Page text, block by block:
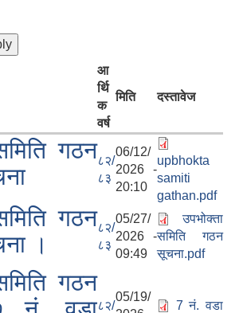
आ
र्थि
क
वर्ष
मिति दस्तावेज
गठन८२/
८३
06/12/
2026 -
20:10
upbhokta
samiti
gathan.pdf
गठन
।
८२/
८३
05/27/
2026 -
09:49
उपभोक्ता
समिति गठन
सूचना.pdf
गठन
८२/
05/19/
7 नं. वडा